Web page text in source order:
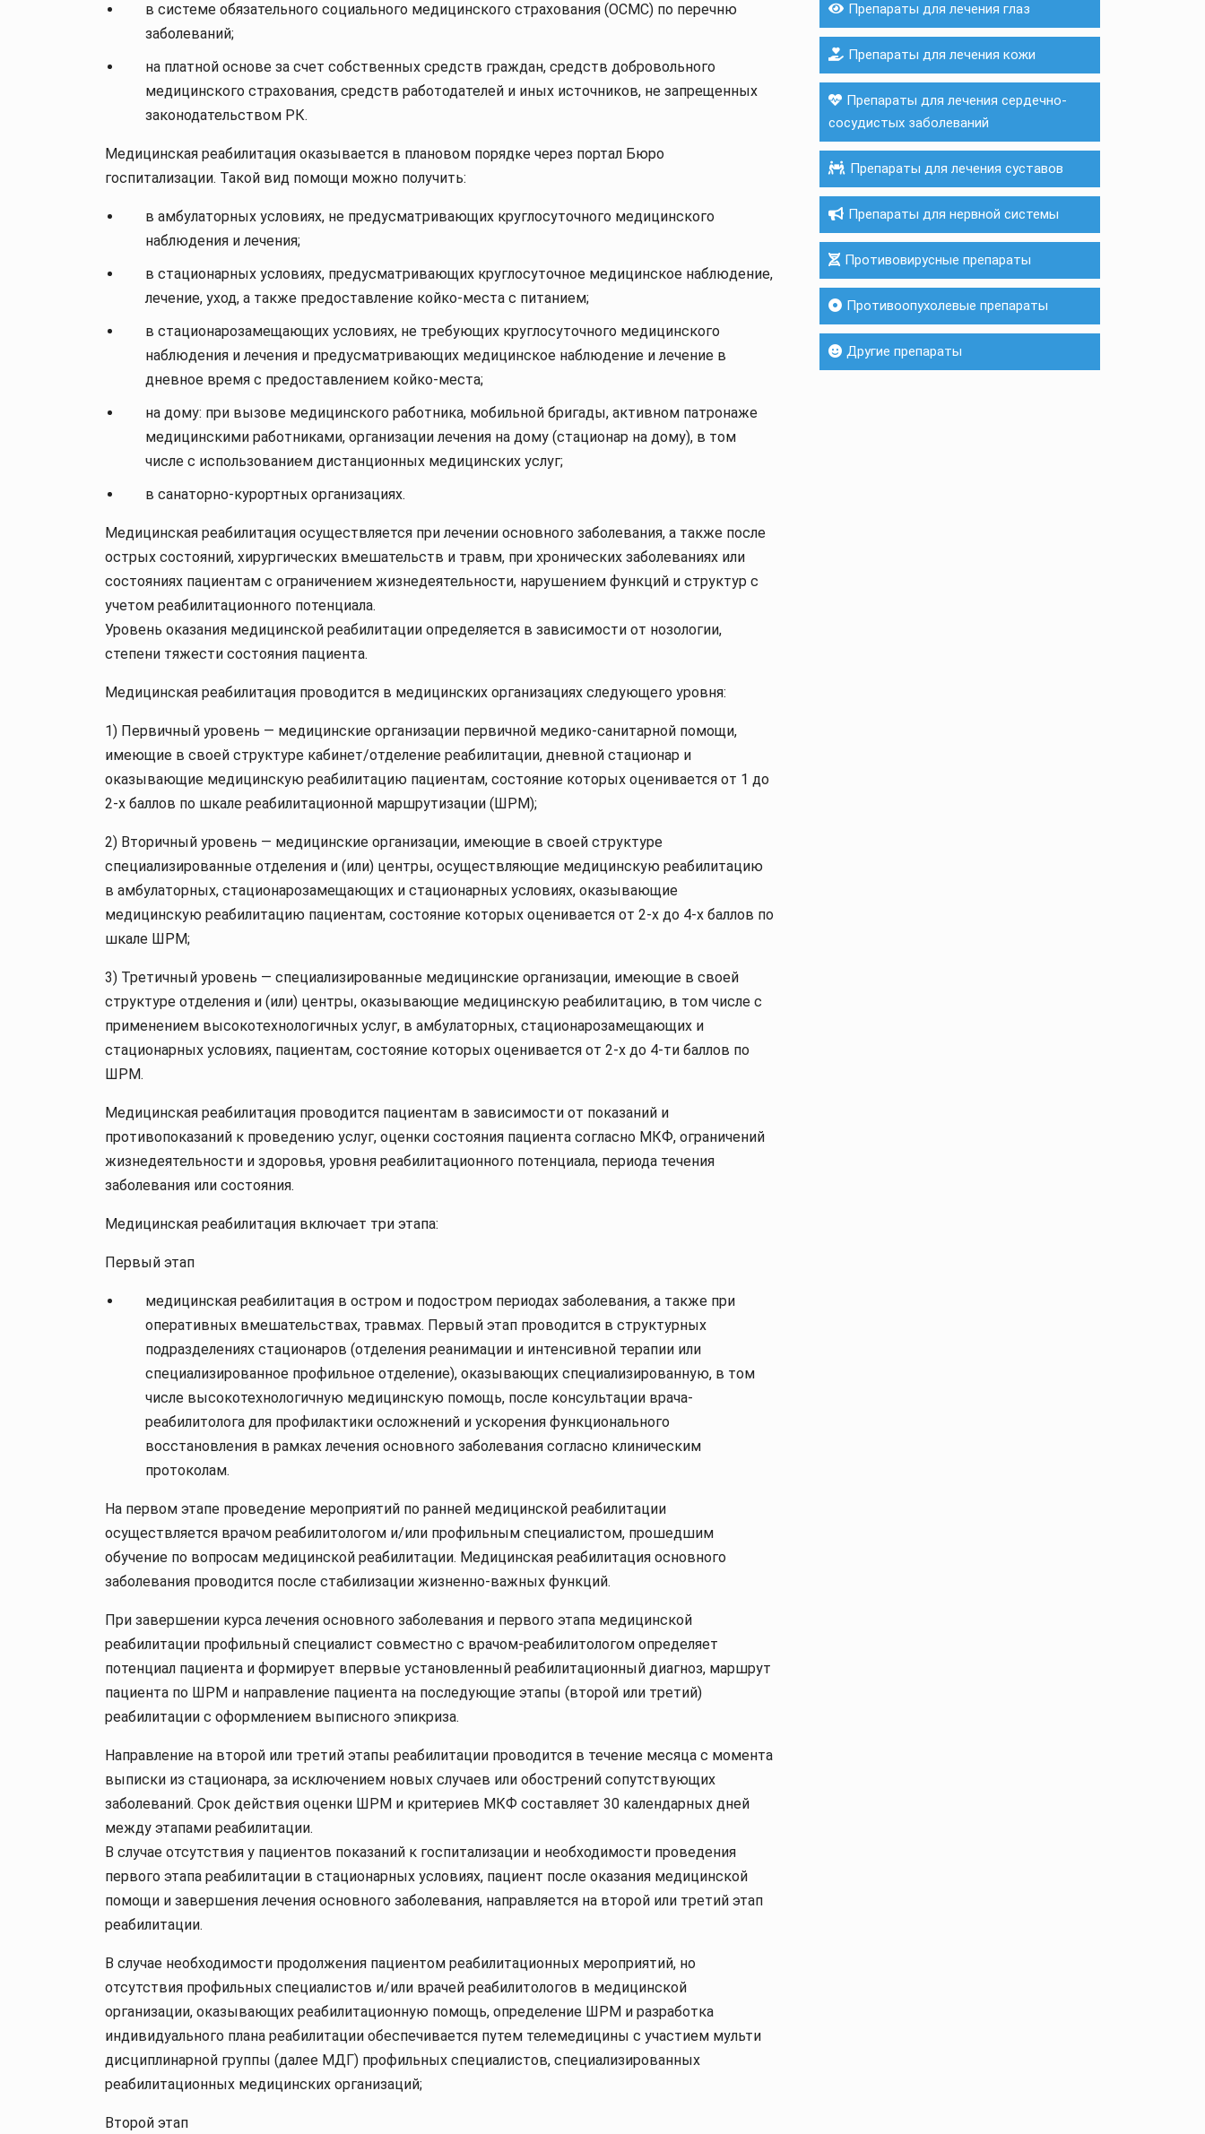
в системе обязательного социального медицинского страхования (ОСМС) по перечню
заболеваний;
на платной основе за счет собственных средств граждан, средств добровольного
медицинского страхования, средств работодателей и иных источников, не запрещенных
законодательством РК.
Медицинская реабилитация оказывается в плановом порядке через портал Бюро
госпитализации. Такой вид помощи можно получить:
в амбулаторных условиях, не предусматривающих круглосуточного медицинского
наблюдения и лечения;
в стационарных условиях, предусматривающих круглосуточное медицинское наблюдение,
лечение, уход, а также предоставление койко-места с питанием;
в стационарозамещающих условиях, не требующих круглосуточного медицинского
наблюдения и лечения и предусматривающих медицинское наблюдение и лечение в
дневное время с предоставлением койко-места;
на дому: при вызове медицинского работника, мобильной бригады, активном патронаже
медицинскими работниками, организации лечения на дому (стационар на дому), в том
числе с использованием дистанционных медицинских услуг;
в санаторно-курортных организациях.
Медицинская реабилитация осуществляется при лечении основного заболевания, а также после
острых состояний, хирургических вмешательств и травм, при хронических заболеваниях или
состояниях пациентам с ограничением жизнедеятельности, нарушением функций и структур с
учетом реабилитационного потенциала.
Уровень оказания медицинской реабилитации определяется в зависимости от нозологии,
степени тяжести состояния пациента.
Медицинская реабилитация проводится в медицинских организациях следующего уровня:
1) Первичный уровень — медицинские организации первичной медико-санитарной помощи,
имеющие в своей структуре кабинет/отделение реабилитации, дневной стационар и
оказывающие медицинскую реабилитацию пациентам, состояние которых оценивается от 1 до
2-х баллов по шкале реабилитационной маршрутизации (ШРМ);
2) Вторичный уровень — медицинские организации, имеющие в своей структуре
специализированные отделения и (или) центры, осуществляющие медицинскую реабилитацию
в амбулаторных, стационарозамещающих и стационарных условиях, оказывающие
медицинскую реабилитацию пациентам, состояние которых оценивается от 2-х до 4-х баллов по
шкале ШРМ;
3) Третичный уровень — специализированные медицинские организации, имеющие в своей
структуре отделения и (или) центры, оказывающие медицинскую реабилитацию, в том числе с
применением высокотехнологичных услуг, в амбулаторных, стационарозамещающих и
стационарных условиях, пациентам, состояние которых оценивается от 2-х до 4-ти баллов по
ШРМ.
Медицинская реабилитация проводится пациентам в зависимости от показаний и
противопоказаний к проведению услуг, оценки состояния пациента согласно МКФ, ограничений
жизнедеятельности и здоровья, уровня реабилитационного потенциала, периода течения
заболевания или состояния.
Медицинская реабилитация включает три этапа:
Первый этап
медицинская реабилитация в остром и подостром периодах заболевания, а также при
оперативных вмешательствах, травмах. Первый этап проводится в структурных
подразделениях стационаров (отделения реанимации и интенсивной терапии или
специализированное профильное отделение), оказывающих специализированную, в том
числе высокотехнологичную медицинскую помощь, после консультации врача-
реабилитолога для профилактики осложнений и ускорения функционального
восстановления в рамках лечения основного заболевания согласно клиническим
протоколам.
На первом этапе проведение мероприятий по ранней медицинской реабилитации
осуществляется врачом реабилитологом и/или профильным специалистом, прошедшим
обучение по вопросам медицинской реабилитации. Медицинская реабилитация основного
заболевания проводится после стабилизации жизненно-важных функций.
При завершении курса лечения основного заболевания и первого этапа медицинской
реабилитации профильный специалист совместно с врачом-реабилитологом определяет
потенциал пациента и формирует впервые установленный реабилитационный диагноз, маршрут
пациента по ШРМ и направление пациента на последующие этапы (второй или третий)
реабилитации с оформлением выписного эпикриза.
Направление на второй или третий этапы реабилитации проводится в течение месяца с момента
выписки из стационара, за исключением новых случаев или обострений сопутствующих
заболеваний. Срок действия оценки ШРМ и критериев МКФ составляет 30 календарных дней
между этапами реабилитации.
В случае отсутствия у пациентов показаний к госпитализации и необходимости проведения
первого этапа реабилитации в стационарных условиях, пациент после оказания медицинской
помощи и завершения лечения основного заболевания, направляется на второй или третий этап
реабилитации.
В случае необходимости продолжения пациентом реабилитационных мероприятий, но
отсутствия профильных специалистов и/или врачей реабилитологов в медицинской
организации, оказывающих реабилитационную помощь, определение ШРМ и разработка
индивидуального плана реабилитации обеспечивается путем телемедицины с участием мульти
дисциплинарной группы (далее МДГ) профильных специалистов, специализированных
реабилитационных медицинских организаций;
Второй этап
Препараты для лечения глаз
Препараты для лечения кожи
Препараты для лечения сердечно-
сосудистых заболеваний
Препараты для лечения суставов
Препараты для нервной системы
Противовирусные препараты
Противоопухолевые препараты
Другие препараты